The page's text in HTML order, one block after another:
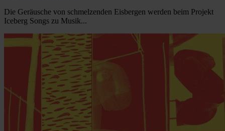
Die Geräusche von schmelzenden Eisbergen werden beim Projekt
Iceberg Songs zu Musik...